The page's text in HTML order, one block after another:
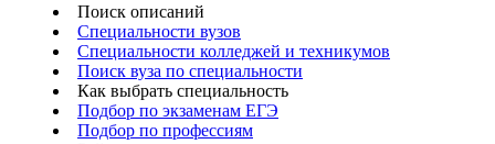
Поиск описаний
Специальности вузов
Специальности колледжей и техникумов
Поиск вуза по специальности
Как выбрать специальность
Подбор по экзаменам ЕГЭ
Подбор по профессиям